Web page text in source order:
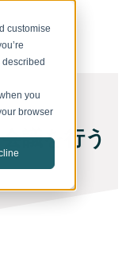
customise
you
browser
議を行う